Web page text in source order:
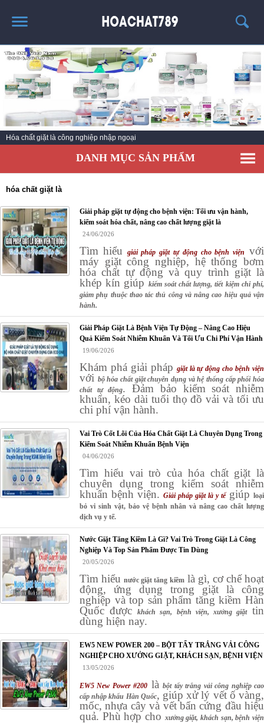
TRANG CHỦ
SẢN PHẨM HÓT
THÔNG TIN VỀ HÓA CHẤT
TIN TỨC
SẢN PHẨM
Hóa chất giặt là công nghiệp nhập ngoại
DANH MỤC SẢN PHẨM
hóa chất giặt là
Giải pháp giặt tự động cho bệnh viện: Tối ưu vận hành,
kiểm soát hóa chất, nâng cao chất lượng giặt là
24/06/2026
Tìm hiểu giải pháp giặt tự động cho bệnh viện
với
máy giặt công nghiệp, hệ thống bơm
hóa chất tự động và quy trình giặt là
khép kín giúp kiểm soát chất lượng, tiết kiệm chi phí,
giảm phụ thuộc thao tác thủ công và nâng cao hiệu quả vận
hành.
Giải Pháp Giặt Là Bệnh Viện Tự Động – Nâng Cao Hiệu
Quả Kiểm Soát Nhiễm Khuẩn Và Tối Ưu Chi Phí Vận Hành
19/06/2026
Khám phá giải pháp giặt là tự động cho bệnh viện
với bộ hóa chất giặt chuyên dụng và hệ thống cấp phối hóa
chất tự động. Đảm bảo kiểm soát nhiễm
khuẩn, kéo dài tuổi thọ đồ vải và tối ưu
chi phí vận hành.
Vai Trò Cốt Lõi Của Hóa Chất Giặt Là Chuyên Dụng Trong
Kiểm Soát Nhiễm Khuẩn Bệnh Viện
04/06/2026
Tìm hiểu vai trò của hóa chất giặt là
chuyên dụng trong kiểm soát nhiễm
khuẩn bệnh viện. Giải pháp giặt là y tếgiúp loại
bỏ vi sinh vật, bảo vệ bệnh nhân và nâng cao chất lượng
dịch vụ y tế.
Nước Giặt Tăng Kiềm Là Gì? Vai Trò Trong Giặt Là Công
Nghiệp Và Top Sản Phẩm Được Tin Dùng
20/05/2026
Tìm hiểunước giặt tăng kiềmlà gì, cơ chế hoạt
động, ứng dụng trong giặt là công
nghiệp và top sản phẩm tăng kiềm Hàn
Quốc đượckhách sạn, bệnh viện, xưởng giặttin
dùng hiện nay.
EW5 NEW POWER 200 – BỘT TẨY TRẮNG VẢI CÔNG
NGHIỆP CHO XƯỞNG GIẶT, KHÁCH SẠN, BỆNH VIỆN
13/05/2026
EW5 New Power #200 làbột tẩy trắng vải công nghiệp cao
cấp nhập khẩu Hàn Quốc, giúp xử lý vết ố vàng,
mốc, nhựa cây và vết bẩn cứng đầu hiệu
quả. Phù hợp cho xưởng giặt, khách sạn, bệnh viện